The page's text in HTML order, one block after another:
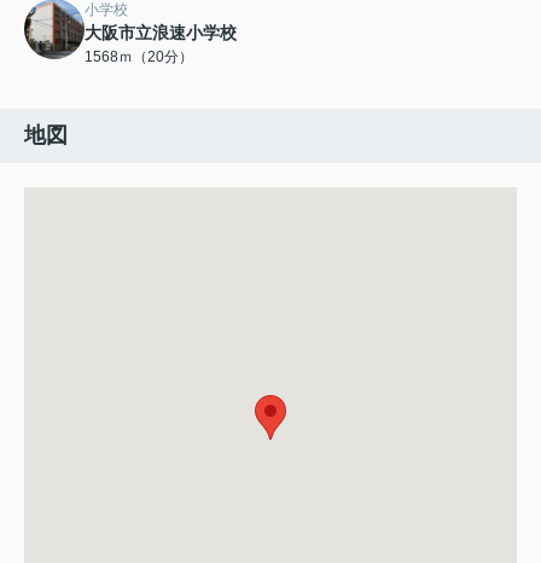
小学校
大阪市立浪速小学校
1568ｍ（20分）
地図